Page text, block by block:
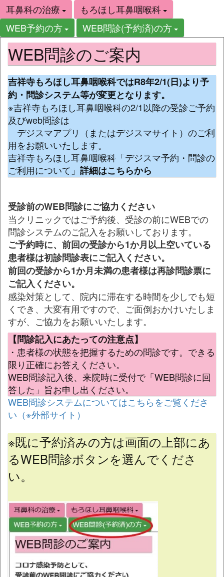
耳鼻科の治療
もろほし耳鼻咽喉科
WEB予約の方
WEB問診(予約済)の方
WEB問診のご案内
吉祥寺もろほし耳鼻咽喉科ではR8年2/1(日)より予
約・問診システム等が変更となります。
※吉祥寺もろほし耳鼻咽喉科の2/1以降の受診ご予約
及びweb問診は
デジスマアプリ（またはデジスマサイト）のご利
用をお願いいたします。
吉祥寺もろほし耳鼻咽喉科「デジスマ予約・問診の
ご利用について」 詳細はこちらから
受診前のWEB問診にご協力ください
当クリニックではご予約後、受診の前にWEBでの
問診システムのご記入をお願いしております。
ご予約時に、前回の受診から1か月以上空いている
患者様は初診問診表にご記入ください。
前回の受診から1か月未満の患者様は再診問診票に
ご記入ください。
感染対策として、院内に滞在する時間を少しでも短
くでき、大変有用ですので、ご面倒おかけいたしま
すが、ご協力をお願いいたします。
【問診記入にあたっての注意点】
・患者様の状態を把握するための問診です。できる
限り正確にお答えください。
WEB問診記入後、来院時に受付で「WEB問診に回
答した」旨お申し出ください。
WEB問診システムについてはこちらをご覧くださ
い（※外部サイト）
※既に予約済みの方は画面の上部にあ
るWEB問診ボタンを選んでくださ
い。